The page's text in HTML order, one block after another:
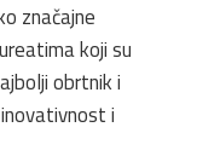
značajne
koji su
obrtnik i
i